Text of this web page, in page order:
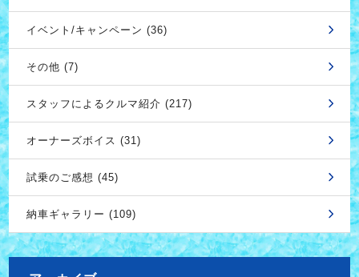
イベント/キャンペーン (36)
その他 (7)
スタッフによるクルマ紹介 (217)
オーナーズボイス (31)
試乗のご感想 (45)
納車ギャラリー (109)